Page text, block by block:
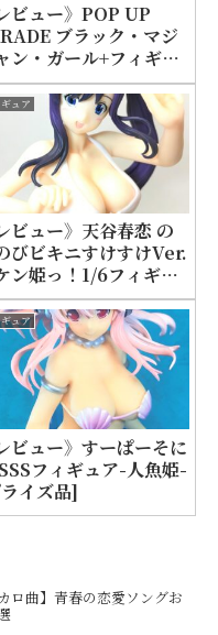
ビュー》POP UP
ブラック・マジ
ン・ガール+フィギュ
欠点
ギュア
ビュー》天谷春恋 の
びビキニすけすけVer.
ン姫っ！1/6フィギュ
ギュア
ビュー》すーぱーそに
フィギュア-人魚姫-
イズ品]
ロ曲】青春の恋愛ソングお